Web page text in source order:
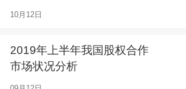
10月12日
2019年上半年我国股权合作
市场状况分析